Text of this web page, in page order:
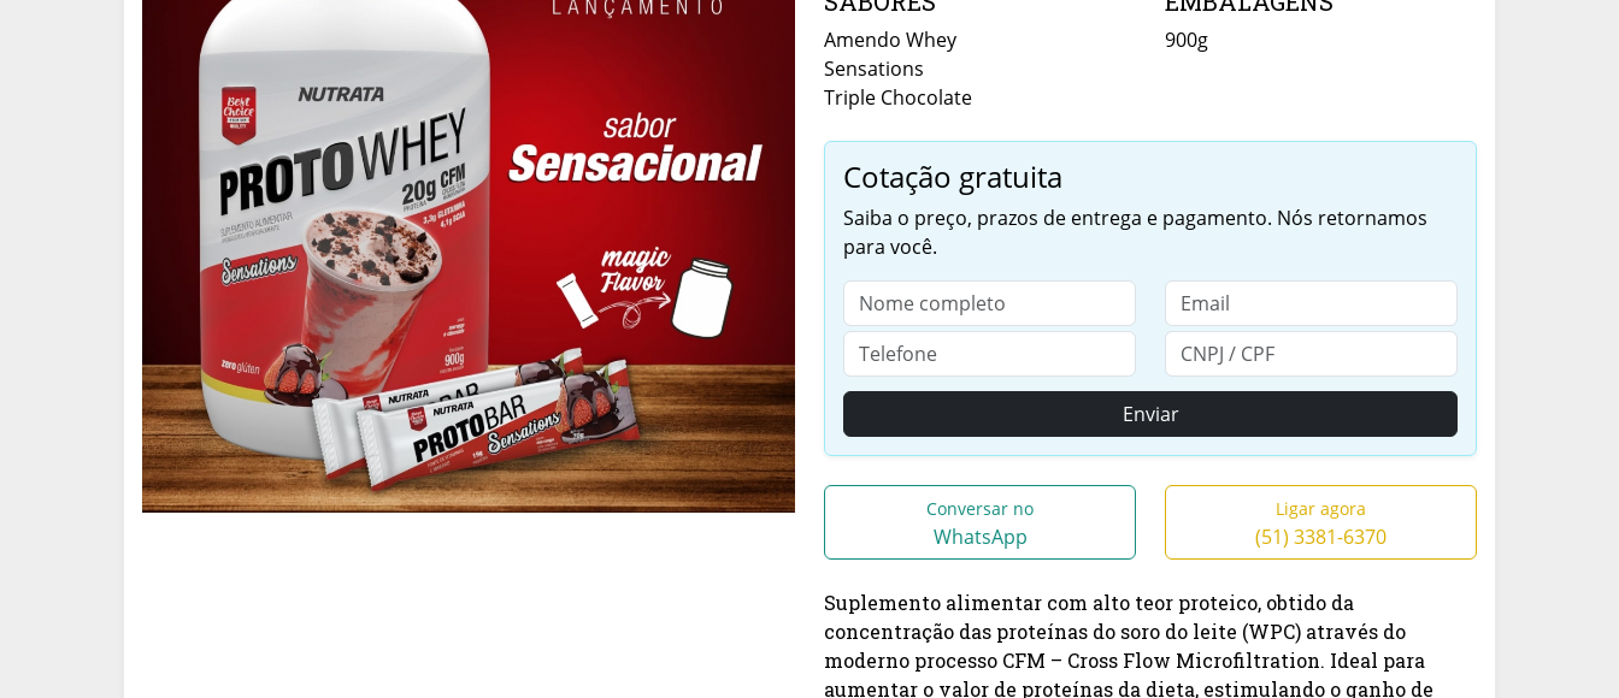
Amendo Whey
Sensations
Triple Chocolate
900g
Cotação gratuita
Saiba o preço, prazos de entrega e pagamento. Nós retornamos
para você.
Enviar
Conversar no
WhatsApp
Ligar agora
(51) 3381-6370
Suplemento alimentar com alto teor proteico, obtido da
concentração das proteínas do soro do leite (WPC) através do
moderno processo CFM – Cross Flow Microfiltration. Ideal para
aumentar o valor de proteínas da dieta, estimulando o ganho de